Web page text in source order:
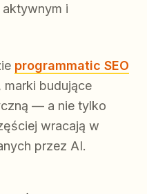
i
programmatic SEO
marki budujące
— a nie tylko
wracają w
przez AI.